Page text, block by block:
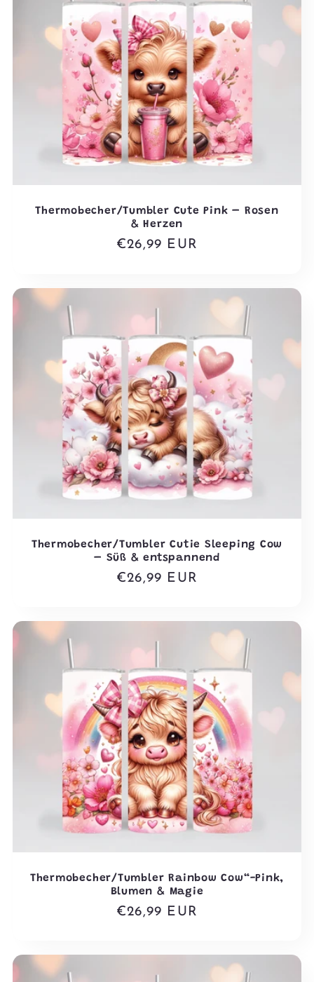
Thermobecher/Tumbler Cute Pink – Rosen
& Herzen
Normaler
€26,99 EUR
Thermobecher/Tumbler Cutie Sleeping Cow
– Süß & entspannend
Normaler
€26,99 EUR
Thermobecher/Tumbler Rainbow Cow“-Pink,
Blumen & Magie
Normaler
€26,99 EUR